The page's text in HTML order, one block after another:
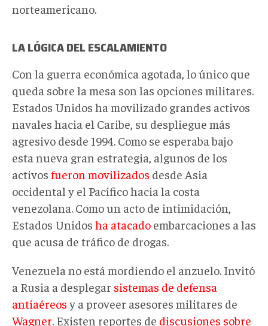
norteamericano.
LA LÓGICA DEL ESCALAMIENTO
Con la guerra económica agotada, lo único que
queda sobre la mesa son las opciones militares.
Estados Unidos ha movilizado grandes activos
navales hacia el Caribe, su despliegue más
agresivo desde 1994. Como se esperaba bajo
esta nueva gran estrategia, algunos de los
activos fueron movilizados desde Asia
occidental y el Pacífico hacia la costa
venezolana. Como un acto de intimidación,
Estados Unidos ha atacado embarcaciones a las
que acusa de tráfico de drogas.
Venezuela no está mordiendo el anzuelo. Invitó
a Rusia a desplegar sistemas de defensa
antiaéreos y a proveer asesores militares de
Wagner. Existen reportes de discusiones sobre